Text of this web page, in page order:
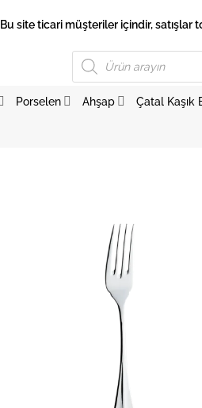
Bu site ticari müşteriler içindir, satışlar
Products
search
Porselen Ahşap Çatal Kaşık